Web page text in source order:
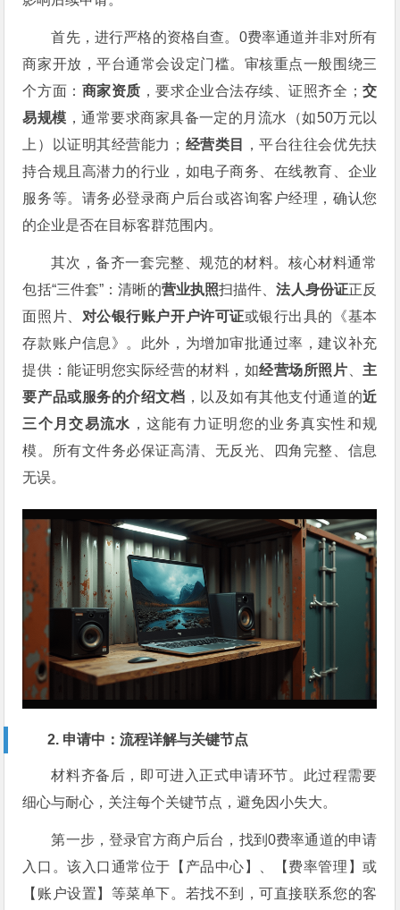
首先，进行严格的资格自查。0费率通道并非对所有
商家开放，平台通常会设定门槛。审核重点一般围绕三
个方面： 商家资质 ，要求企业合法存续、证照齐全； 交
易规模 ，通常要求商家具备一定的月流水（如50万元以
上）以证明其经营能力； 经营类目
，平台往往会优先扶
持合规且高潜力的行业，如电子商务、在线教育、企业
服务等。请务必登录商户后台或咨询客户经理，确认您
的企业是否在目标客群范围内。
其次，备齐一套完整、规范的材料。核心材料通常
包括“三件套”：清晰的营业执照扫描件、法人身份证正反
面照片、 对公银行账户开户许可证或银行出具的《基本
存款账户信息》。此外，为增加审批通过率，建议补充
提供：能证明您实际经营的材料，如经营场所照片
主
要产品或服务的介绍文档 ，以及如有其他支付通道的近
三个月交易流水 ，这能有力证明您的业务真实性和规
模。所有文件务必保证高清、无反光、四角完整、信息
无误。
2. 申请中：流程详解与关键节点
材料齐备后，即可进入正式申请环节。此过程需要
细心与耐心，关注每个关键节点，避免因小失大。
第一步，登录官方商户后台，找到0费率通道的申请
入口。该入口通常位于【产品中心】、【费率管理】或
【账户设置】等菜单下。若找不到，可直接联系您的客